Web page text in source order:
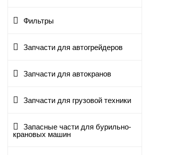
Фильтры
Запчасти для автогрейдеров
Запчасти для автокранов
Запчасти для грузовой техники
Запасные части для бурильно-
крановых машин